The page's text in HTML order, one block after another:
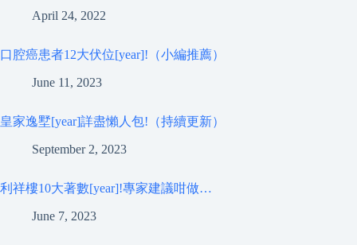
April 24, 2022
口腔癌患者12大伏位[year]!（小編推薦）
June 11, 2023
皇家逸墅[year]詳盡懶人包!（持續更新）
September 2, 2023
利祥樓10大著數[year]!專家建議咁做…
June 7, 2023